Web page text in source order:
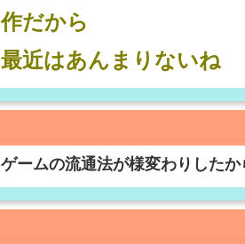
作だから
最近はあんまりないね
ゲームの流通法が様変わりした